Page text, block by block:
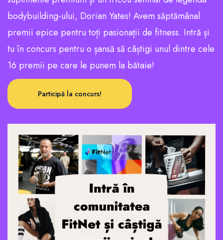
bodybuilding-ului, Dorian Yates! Avem săptămânal
premii epice pentru toți pasionații de fitness. Intră și
tu în concurs pentru o șansă să câștigi unul dintre cele
16 premii pe care le punem la bătaie!
Participă la concurs!